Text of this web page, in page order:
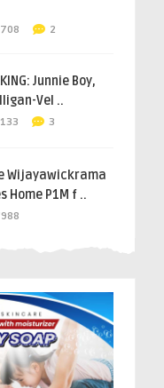
2
Junnie Boy,
Vel ..
3
Wijayawickrama
Home P1M f ..